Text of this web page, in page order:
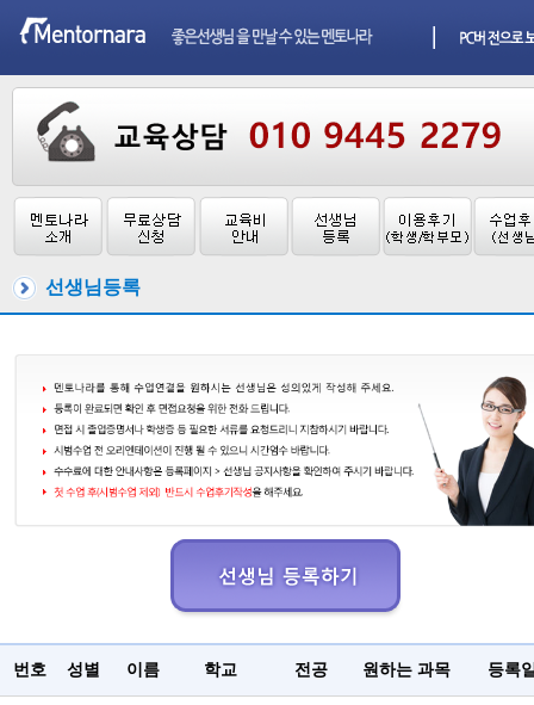
선생님등록
번호 성별 이름 학교 전공 원하는 과목 등록